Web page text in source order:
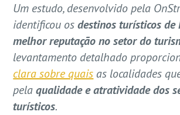
Um estudo, desenvolvido pela
identificou osdestinos turísticos
melhor reputação no setor do
levantamento detalhado
clara sobre quais as localidades
pelaqualidade e atratividade dos
turísticos.